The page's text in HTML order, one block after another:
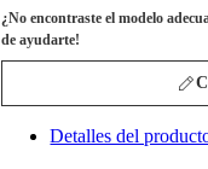
¿No encontraste el modelo
de ayudarte!
Detalles del